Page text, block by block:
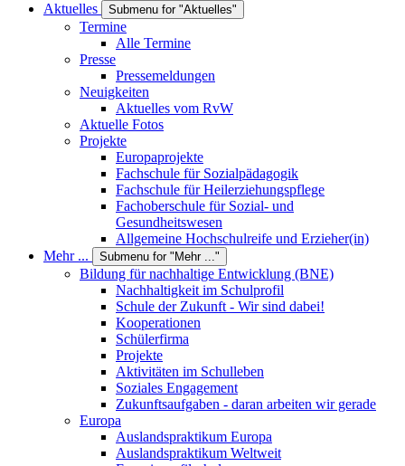
Aktuelles
Submenu for "Aktuelles"
Termine
Alle Termine
Presse
Pressemeldungen
Neuigkeiten
Aktuelles vom RvW
Aktuelle Fotos
Projekte
Europaprojekte
Fachschule für Sozialpädagogik
Fachschule für Heilerziehungspflege
Fachoberschule für Sozial- und
Gesundheitswesen
Allgemeine Hochschulreife und Erzieher(in)
Mehr ...
Submenu for "Mehr ..."
Bildung für nachhaltige Entwicklung (BNE)
Nachhaltigkeit im Schulprofil
Schule der Zukunft - Wir sind dabei!
Kooperationen
Schülerfirma
Projekte
Aktivitäten im Schulleben
Soziales Engagement
Zukunftsaufgaben - daran arbeiten wir gerade
Europa
Auslandspraktikum Europa
Auslandspraktikum Weltweit